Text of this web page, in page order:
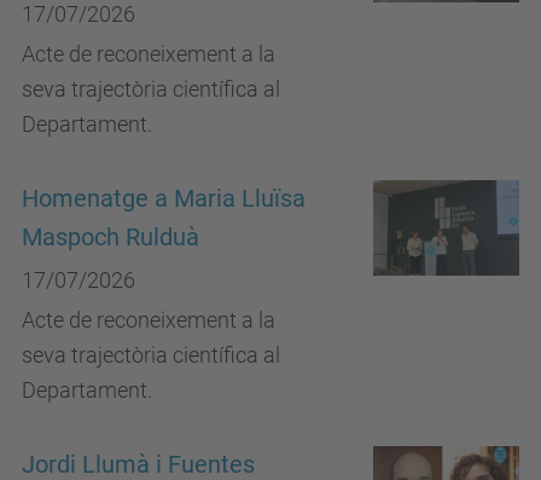
17/07/2026
Acte de reconeixement a la
seva trajectòria científica al
Departament.
Homenatge a Maria Lluïsa
Maspoch Rulduà
17/07/2026
Acte de reconeixement a la
seva trajectòria científica al
Departament.
Jordi Llumà i Fuentes